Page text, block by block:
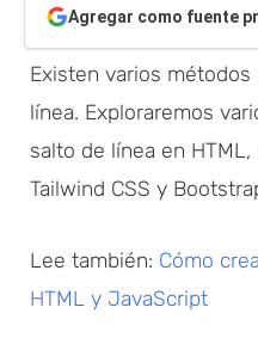
Agregar como fuente
Existen varios
línea. Exploraremos
salto de línea en
Tailwind CSS y
Lee también: Cómo
HTML y JavaScript